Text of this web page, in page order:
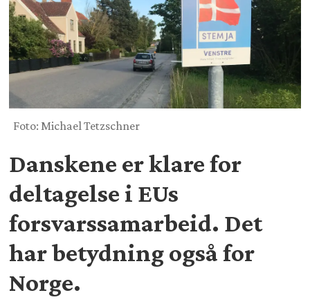
Foto: Michael Tetzschner
Danskene er klare for
deltagelse i EUs
forsvarssamarbeid. Det
har betydning også for
Norge.